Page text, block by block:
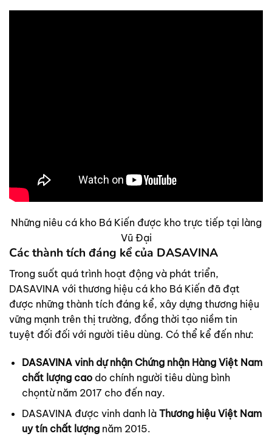
Những niêu cá kho Bá Kiến được kho trực tiếp tại làng
Vũ Đại
Các thành tích đáng kể của DASAVINA
Trong suốt quá trình hoạt động và phát triển,
DASAVINA với thương hiệu cá kho Bá Kiến đã đạt
được những thành tích đáng kể, xây dựng thương hiệu
vững mạnh trên thị trường, đồng thời tạo niềm tin
tuyệt đối đối với người tiêu dùng. Có thể kể đến như:
DASAVINA vinh dự nhận Chứng nhận Hàng Việt Nam
chất lượng caodo chính người tiêu dùng bình
chọntừ năm 2017 cho đến nay.
DASAVINA được vinh danh là Thương hiệu Việt Nam
uy tín chất lượngnăm 2015.